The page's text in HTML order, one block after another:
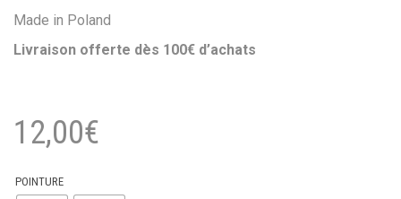
Made in Poland
Livraison offerte dès 100€ d’achats
12,00€
POINTURE